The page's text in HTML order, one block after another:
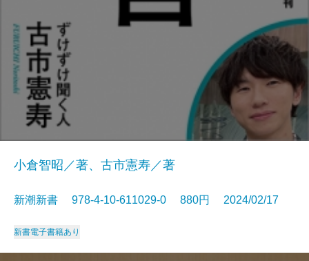
小倉智昭／著、古市憲寿／著
新潮新書 978-4-10-611029-0 880円 2024/02/17
新書電子書籍あり